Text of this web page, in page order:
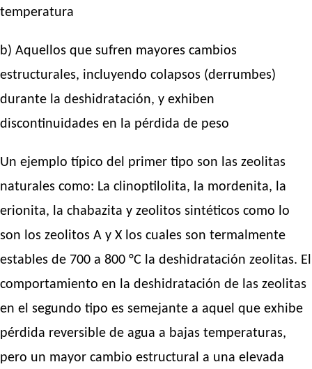
temperatura
b) Aquellos que sufren mayores cambios
estructurales, incluyendo colapsos (derrumbes)
durante la deshidratación, y exhiben
discontinuidades en la pérdida de peso
Un ejemplo típico del primer tipo son las zeolitas
naturales como: La clinoptilolita, la mordenita, la
erionita, la chabazita y zeolitos sintéticos como lo
son los zeolitos A y X los cuales son termalmente
estables de 700 a 800 °C la deshidratación zeolitas. El
comportamiento en la deshidratación de las zeolitas
en el segundo tipo es semejante a aquel que exhibe
pérdida reversible de agua a bajas temperaturas,
pero un mayor cambio estructural a una elevada